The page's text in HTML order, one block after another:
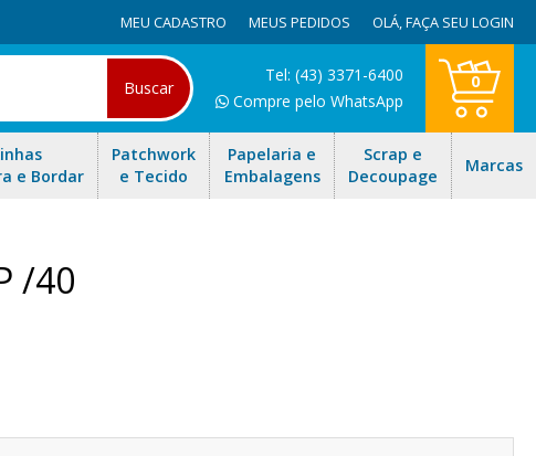
MEU CADASTRO MEUS PEDIDOS OLÁ,FAÇA SEU LOGIN
Buscar
Tel: (43) 3371-6400
Compre pelo WhatsApp
0
e Bordar
Patchwork
e Tecido
Papelaria e
Embalagens
Scrap e
Decoupage
Marcas
/40